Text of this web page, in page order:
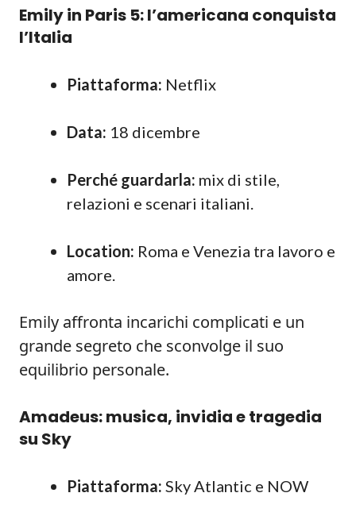
Emily in Paris 5: l’americana conquista
l’Italia
Piattaforma: Netflix
Data: 18 dicembre
Perché guardarla: mix di stile,
relazioni e scenari italiani.
Location: Roma e Venezia tra lavoro e
amore.
Emily affronta incarichi complicati e un
grande segreto che sconvolge il suo
equilibrio personale.
Amadeus: musica, invidia e tragedia
su Sky
Piattaforma: Sky Atlantic e NOW